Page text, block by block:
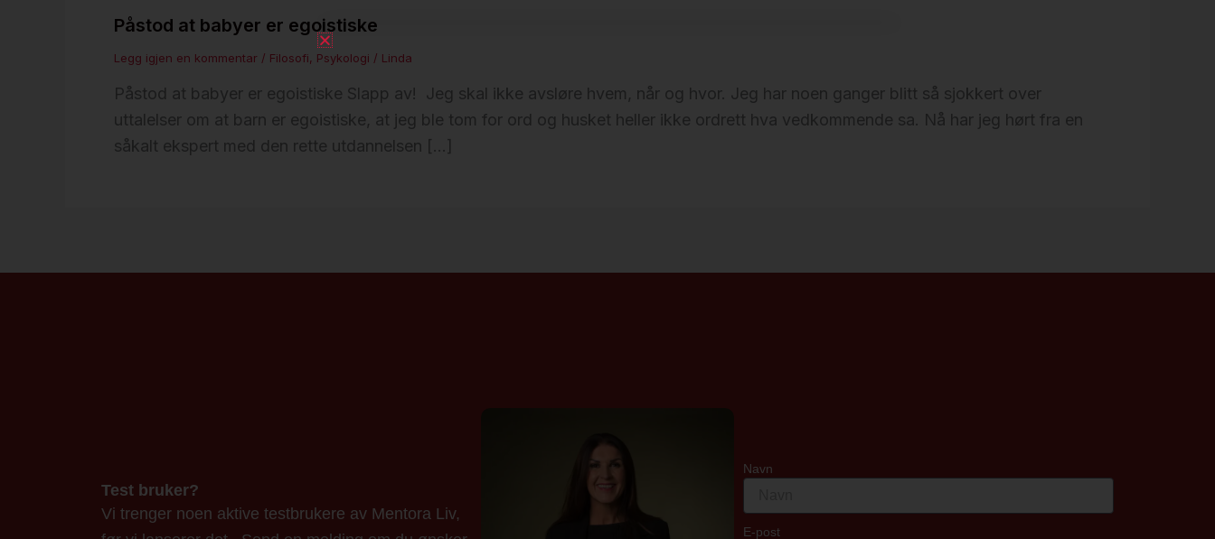
Påstod at babyer er egoistiske
Legg igjen en kommentar / Filosofi, Psykologi / Linda
Påstod at babyer er egoistiske Slapp av! Jeg skal ikke avsløre hvem, når og hvor. Jeg har noen ganger blitt så sjokkert over
uttalelser om at barn er egoistiske, at jeg ble tom for ord og husket heller ikke ordrett hva vedkommende sa. Nå har jeg hørt fra en
såkalt ekspert med den rette utdannelsen […]
Test bruker?
Vi trenger noen aktive testbrukere av Mentora Liv,
Navn
E-post